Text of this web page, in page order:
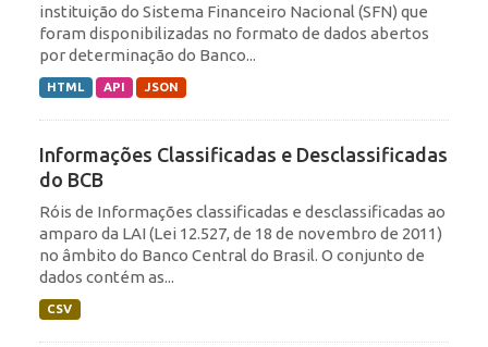
instituição do Sistema Financeiro Nacional (SFN) que
foram disponibilizadas no formato de dados abertos
por determinação do Banco...
HTML API JSON
Informações Classificadas e Desclassificadas
do BCB
Róis de Informações classificadas e desclassificadas ao
amparo da LAI (Lei 12.527, de 18 de novembro de 2011)
no âmbito do Banco Central do Brasil. O conjunto de
dados contém as...
CSV